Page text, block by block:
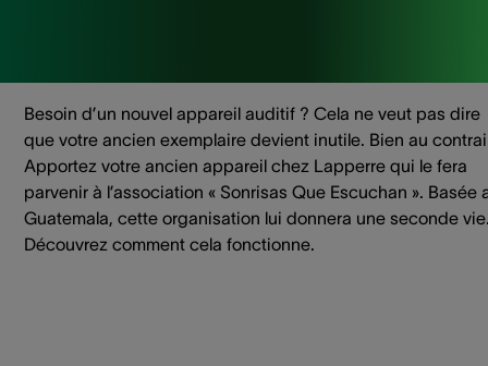
Besoin d’un nouvel appareil auditif ? Cela ne veut pas dire
que votre ancien exemplaire devient inutile. Bien au
Apportez votre ancien appareil chez Lapperre qui le fera
parvenir à l’association « Sonrisas Que Escuchan ». Basée
Guatemala, cette organisation lui donnera une seconde
Découvrez comment cela fonctionne.